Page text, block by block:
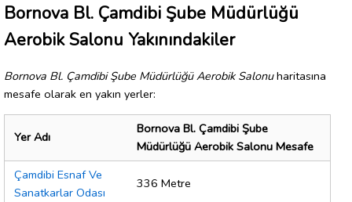
Bornova Bl. Çamdibi Şube Müdürlüğü
Aerobik Salonu Yakınındakiler
Bornova Bl. Çamdibi Şube Müdürlüğü Aerobik Salonuharitasına
mesafe olarak en yakın yerler:
Yer Adı
Bornova Bl. Çamdibi Şube
Müdürlüğü Aerobik Salonu Mesafe
Çamdibi Esnaf Ve
Sanatkarlar Odası
336 Metre